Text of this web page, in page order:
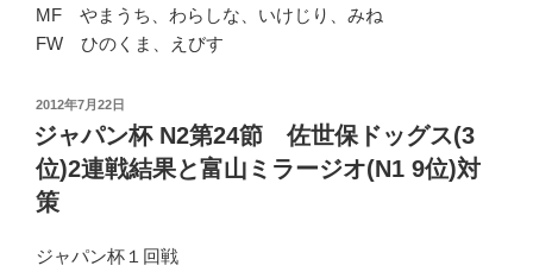
MF やまうち、わらしな、いけじり、みね
FW ひのくま、えびす
投
稿
日:
2012年7月22日
ジャパン杯 N2第24節 佐世保ドッグス(3
位)2連戦結果と富山ミラージオ(N1 9位)対
策
ジャパン杯１回戦